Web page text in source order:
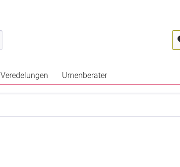
Veredelungen Urnenberater